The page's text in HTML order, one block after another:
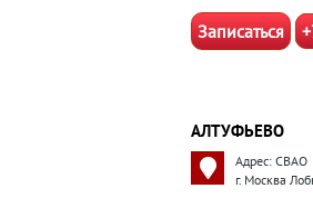
Записаться
АЛТУФЬЕВО
Адрес: СВАО
г. Москва